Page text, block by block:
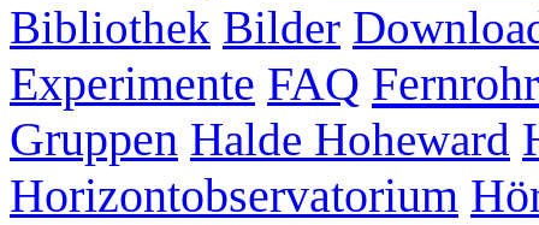
Bibliothek Bilder
Experimente FAQ Fernrohr
Gruppen Halde Hoheward
Horizontobservatorium